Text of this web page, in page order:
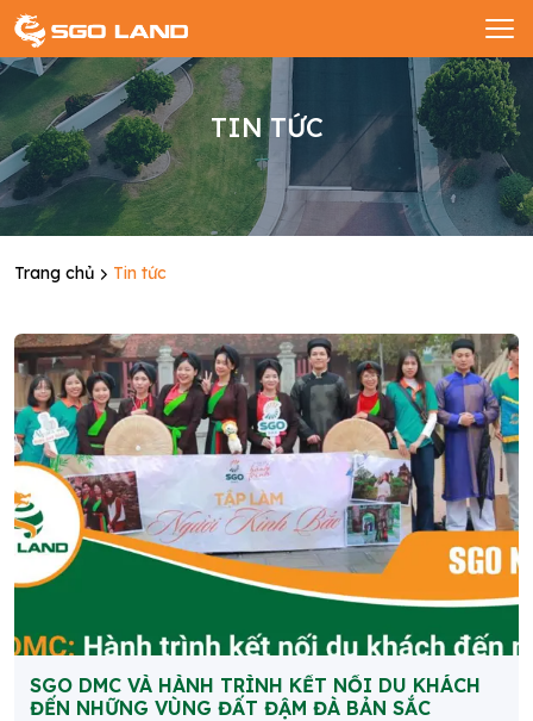
TIN TỨC
Trang chủ Tin tức
SGO DMC VÀ HÀNH TRÌNH KẾT NỐI DU KHÁCH
ĐẾN NHỮNG VÙNG ĐẤT ĐẬM ĐÀ BẢN SẮC